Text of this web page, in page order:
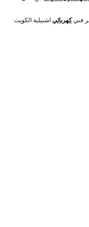
فنيكهربائياشبيلية الكويت